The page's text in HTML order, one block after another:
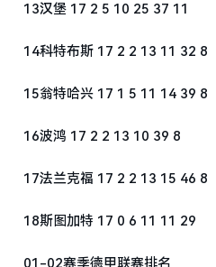
13汉堡 17 2 5 10 25 37 11
14科特布斯 17 2 2 13 11 32 8
15翁特哈兴 17 1 5 11 14 39 8
16波鸿 17 2 2 13 10 39 8
17法兰克福 17 2 2 13 15 46 8
18斯图加特 17 0 6 11 11 29